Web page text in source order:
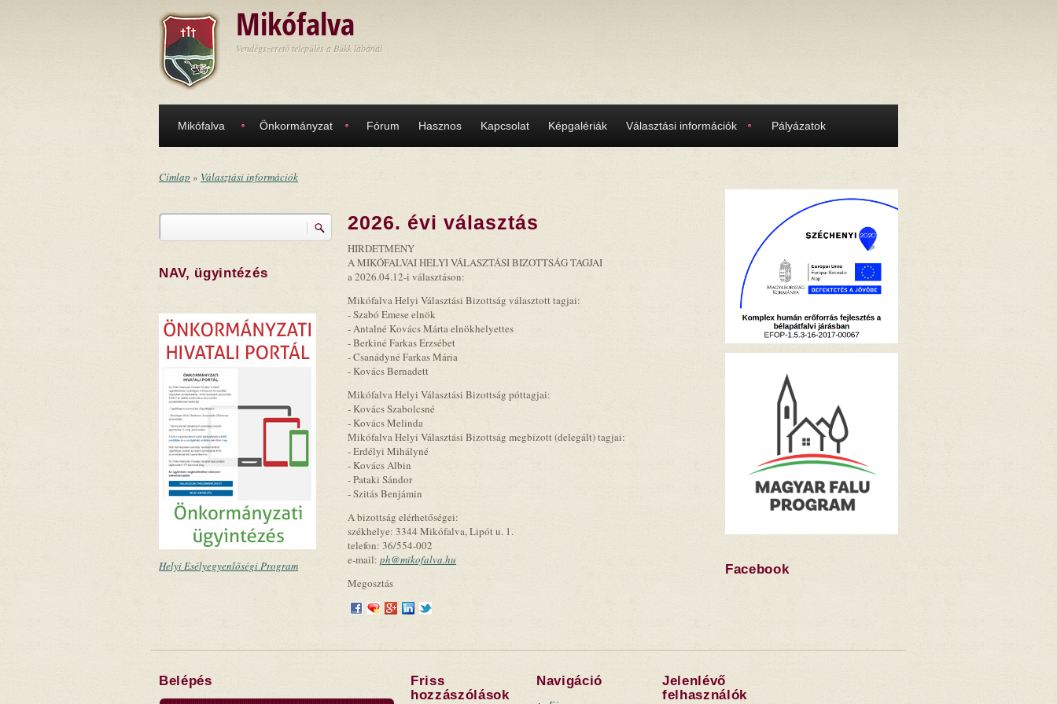
Mikófalva
Vendégszerető település a Bükk lábánál
Mikófalva Önkormányzat Fórum Hasznos Kapcsolat Képgalériák Választási információk Pályázatok
Címlap » Választási információk
Keresés
NAV, ügyintézés
Helyi Esélyegyenlőségi Program
2026. évi választás
HIRDETMÉNY
A MIKÓFALVAI HELYI VÁLASZTÁSI BIZOTTSÁG TAGJAI
a 2026.04.12-i választáson:
Mikófalva Helyi Választási Bizottság választott tagjai:
- Szabó Emese elnök
- Antalné Kovács Márta elnökhelyettes
- Berkiné Farkas Erzsébet
- Csanádyné Farkas Mária
- Kovács Bernadett
Mikófalva Helyi Választási Bizottság póttagjai:
- Kovács Szabolcsné
- Kovács Melinda
Mikófalva Helyi Választási Bizottság megbízott (delegált) tagjai:
- Erdélyi Mihályné
- Kovács Albin
- Pataki Sándor
- Szitás Benjámin
A bizottság elérhetőségei:
székhelye: 3344 Mikófalva, Lipót u. 1.
telefon: 36/554-002
e-mail: ph@mikofalva.hu
Megosztás
Facebook
Belépés
Friss
hozzászólások
Navigáció
Jelenlévő
felhasználók